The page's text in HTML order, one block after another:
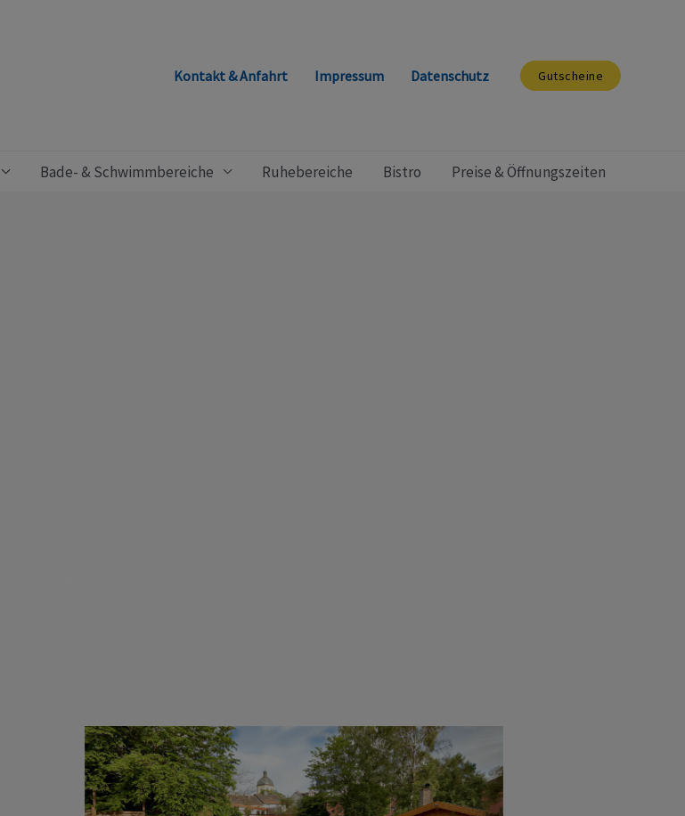
Kontakt & Anfahrt Impressum Datenschutz Gutscheine
Bade- & Schwimmbereiche Ruhebereiche Bistro Preise & Öffnungszeiten